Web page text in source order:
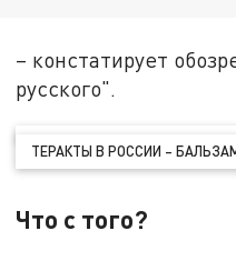
– констатирует
русского".
ТЕРАКТЫ В РОССИИ –
Что с того?